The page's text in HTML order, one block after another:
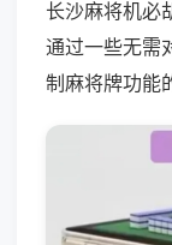
长沙麻将机必
通过一些无需
制麻将牌功能